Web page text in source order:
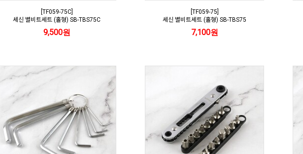
[TF059-75C]
세신 별비트세트 (홀형) SB-TBS75C
9,500원
[TF059-75]
세신 별비트세트 (홀형) SB-TBS75
7,100원